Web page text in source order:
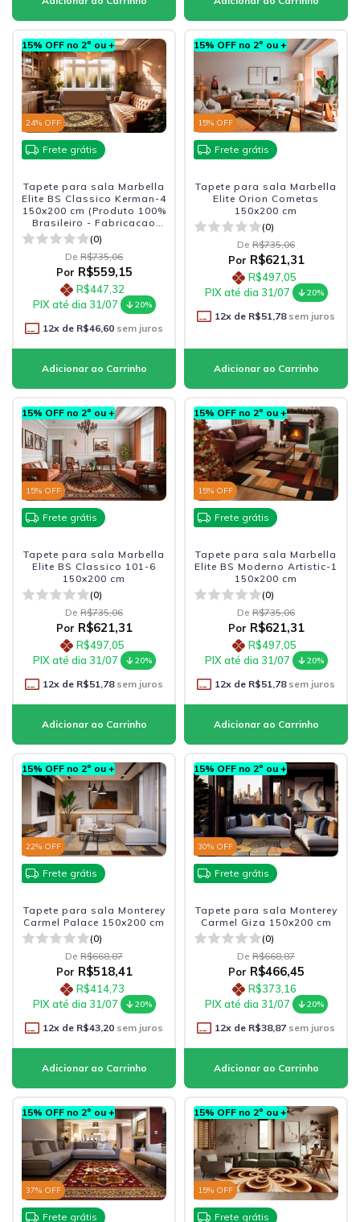
15% OFF no 2º ou +
24% OFF
Frete grátis
Tapete para sala Marbella
Elite BS Classico Kerman-4
150x200 cm (Produto 100%
Brasileiro - Fabricacao
Nacional)
(0)
De R$735,06
Por R$559,15
R$447,32
PIX até dia 31/07
20%
12x de R$46,60 sem juros
15% OFF no 2º ou +
15% OFF
Frete grátis
Tapete para sala Marbella
Elite Orion Cometas
150x200 cm
(0)
De R$735,06
Por R$621,31
R$497,05
PIX até dia 31/07
20%
12x de R$51,78sem juros
15% OFF no 2º ou +
15% OFF
Frete grátis
Tapete para sala Marbella
Elite BS Classico 101-6
150x200 cm
(0)
De R$735,06
Por R$621,31
R$497,05
PIX até dia 31/07
20%
12x de R$51,78sem juros
15% OFF no 2º ou +
15% OFF
Frete grátis
Tapete para sala Marbella
Elite BS Moderno Artistic-1
150x200 cm
(0)
De R$735,06
Por R$621,31
R$497,05
PIX até dia 31/07
20%
12x de R$51,78sem juros
15% OFF no 2º ou +
22% OFF
Frete grátis
Tapete para sala Monterey
Carmel Palace 150x200 cm
(0)
De R$668,87
Por R$518,41
R$414,73
PIX até dia 31/07
20%
12x de R$43,20 sem juros
15% OFF no 2º ou +
30% OFF
Frete grátis
Tapete para sala Monterey
Carmel Giza 150x200 cm
(0)
De R$668,87
Por R$466,45
R$373,16
PIX até dia 31/07
20%
12x de R$38,87 sem juros
15% OFF no 2º ou +
37% OFF
Frete grátis
15% OFF no 2º ou +
15% OFF
Frete grátis